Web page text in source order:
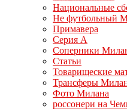
Национальные
Не футбольный
Примавера
Серия А
Соперники
Статьи
Товарищеские
Трансферы
Фото Милана
россонери на